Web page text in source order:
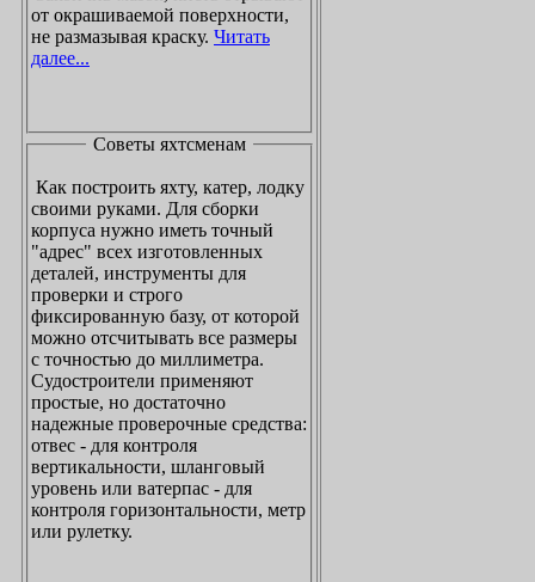
от окрашиваемой поверхности,
не размазывая краску. Читать
далее...
Советы яхтсменам
Как построить яхту, катер, лодку
своими руками. Для сборки
корпуса нужно иметь точный
"адрес" всех изготовленных
деталей, инструменты для
проверки и строго
фиксированную базу, от которой
можно отсчитывать все размеры
с точностью до миллиметра.
Судостроители применяют
простые, но достаточно
надежные проверочные средства:
отвес - для контроля
вертикальности, шланговый
уровень или ватерпас - для
контроля горизонтальности, метр
или рулетку.